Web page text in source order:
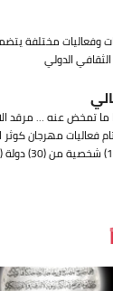
وفعاليات مختلفة
الدولي
ما تمخض عنه ... مرقد
فعاليات مهرجان